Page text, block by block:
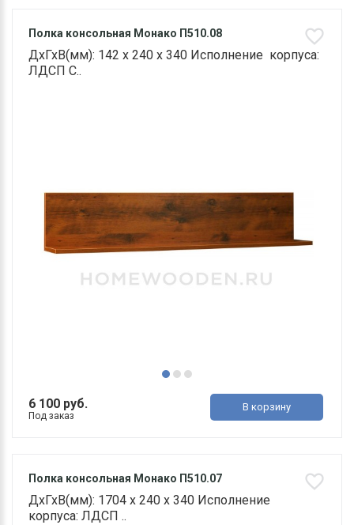
Полка консольная Монако П510.08
ДхГхВ(мм): 142 х 240 х 340 Исполнение корпуса:
ЛДСП С..
6 100 руб.
Под заказ
В корзину
Полка консольная Монако П510.07
ДхГхВ(мм): 1704 х 240 х 340 Исполнение
корпуса: ЛДСП ..